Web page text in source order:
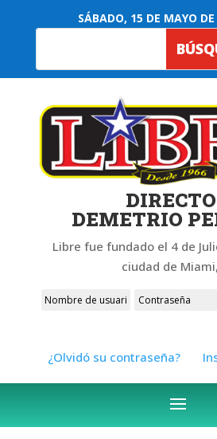
SÁBADO, 15 DE MAYO
DEMETRIO
Libre fue fundado el 4 de
ciudad de
¿Olvidó su contraseña?